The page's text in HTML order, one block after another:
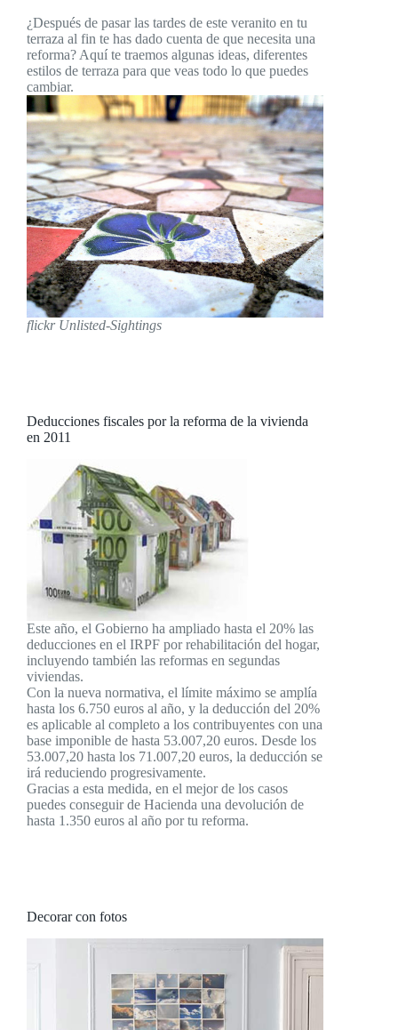
¿Después de pasar las tardes de este veranito en tu
terraza al fin te has dado cuenta de que necesita una
reforma? Aquí te traemos algunas ideas, diferentes
estilos de terraza para que veas todo lo que puedes
cambiar.
flickr Unlisted-Sightings
Deducciones fiscales por la reforma de la vivienda
en 2011
Este año, el Gobierno ha ampliado hasta el 20% las
deducciones en el IRPF por rehabilitación del hogar,
incluyendo también las reformas en segundas
viviendas.
Con la nueva normativa, el límite máximo se amplía
hasta los 6.750 euros al año, y la deducción del 20%
es aplicable al completo a los contribuyentes con una
base imponible de hasta 53.007,20 euros. Desde los
53.007,20 hasta los 71.007,20 euros, la deducción se
irá reduciendo progresivamente.
Gracias a esta medida, en el mejor de los casos
puedes conseguir de Hacienda una devolución de
hasta 1.350 euros al año por tu reforma.
Decorar con fotos